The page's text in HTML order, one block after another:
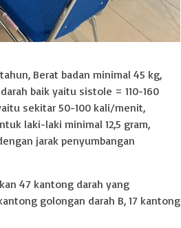
Berat badan minimal 45 kg,
baik yaitu sistole = 110-160
sekitar 50-100 kali/menit,
laki-laki minimal 12,5 gram,
jarak penyumbangan
47 kantong darah yang
golongan darah B, 17 kantong